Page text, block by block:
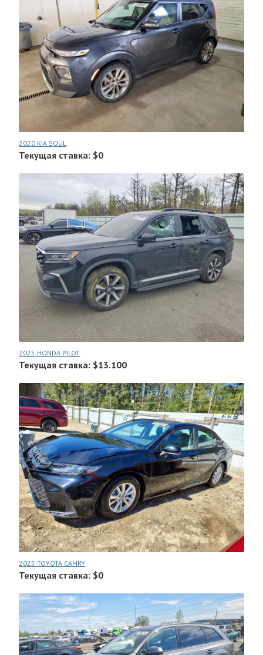
2020 KIA SOUL
Текущая ставка: $0
2025 HONDA PILOT
Текущая ставка: $13.100
2025 TOYOTA CAMRY
Текущая ставка: $0